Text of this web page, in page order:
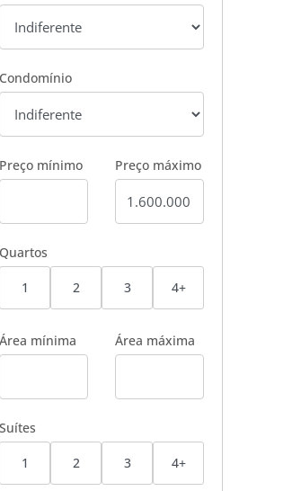
Condomínio
Preço mínimo Preço máximo
Quartos
1 2 3 4+
Área mínima Área máxima
Suítes
1 2 3 4+